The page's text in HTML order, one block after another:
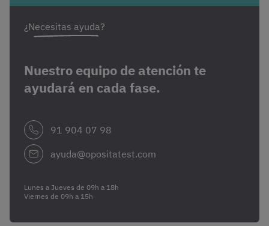
¿Necesitas ayuda?
Nuestro equipo de atención te
ayudará en cada fase.
91 904 07 98
ayuda@opositatest.com
Lunes a Jueves de 09h a 18h
Viernes de 09h a 15h